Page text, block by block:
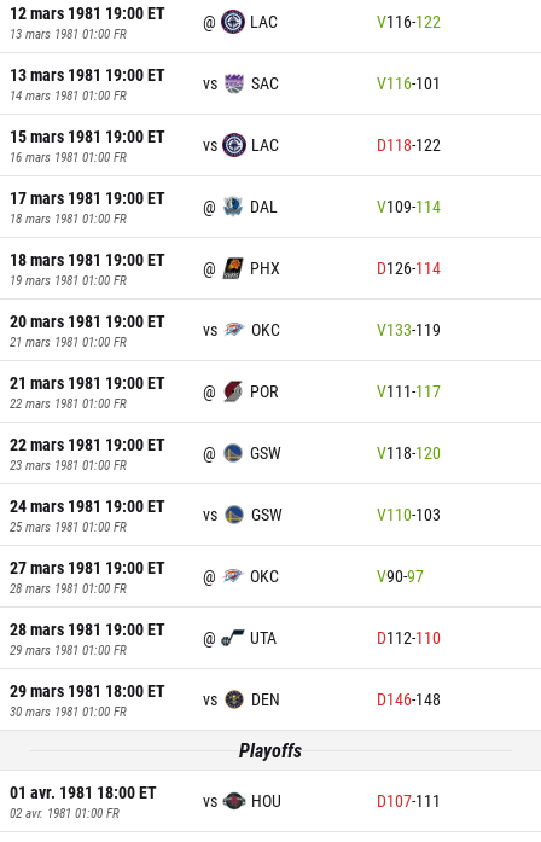
12 mars 1981 19:00ET
13 mars 1981 01:00 FR
@ LAC V116-122
13 mars 1981 19:00ET
14 mars 1981 01:00 FR
vs SAC V116-101
15 mars 1981 19:00ET
16 mars 1981 01:00 FR
vs LAC D118-122
17 mars 1981 19:00ET
18 mars 1981 01:00 FR
@ DAL V109-114
18 mars 1981 19:00ET
19 mars 1981 01:00 FR
@ PHX D126-114
20 mars 1981 19:00ET
21 mars 1981 01:00 FR
vs OKC V133-119
21 mars 1981 19:00ET
22 mars 1981 01:00 FR
@ POR V111-117
22 mars 1981 19:00ET
23 mars 1981 01:00 FR
@ GSW V118-120
24 mars 1981 19:00ET
25 mars 1981 01:00 FR
vs GSW V110-103
27 mars 1981 19:00ET
28 mars 1981 01:00 FR
@ OKC V90-97
28 mars 1981 19:00ET
29 mars 1981 01:00 FR
@ UTA D112-110
29 mars 1981 18:00ET
30 mars 1981 01:00 FR
vs DEN D146-148
Playoffs
01 avr. 1981 18:00ET
02 avr. 1981 01:00 FR
vs HOU D107-111